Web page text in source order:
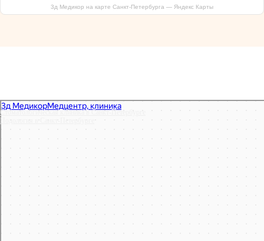
3д Медикор на карте Санкт‑Петербурга — Яндекс Карты
Стоматологическая клиника в Санкт‑Петербурге